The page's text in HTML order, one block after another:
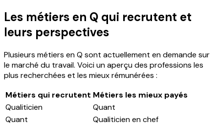
Les métiers en Q qui recrutent et
leurs perspectives
Plusieurs métiers en Q sont actuellement en demande sur
le marché du travail. Voici un aperçu des professions les
plus recherchées et les mieux rémunérées :
Métiers qui recrutent Métiers les mieux payés
Qualiticien
Quant
Quant
Qualiticien en chef